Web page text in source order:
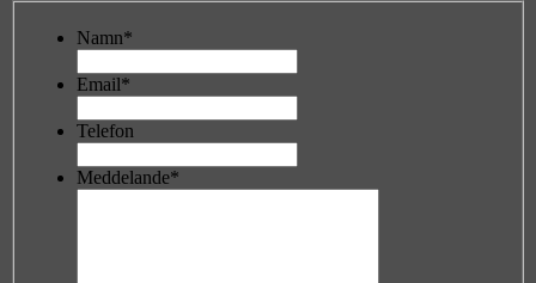
Namn*
Email*
Telefon
Meddelande*